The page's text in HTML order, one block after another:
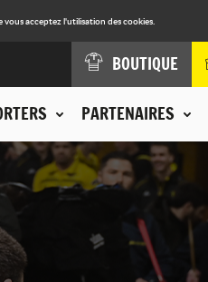
acceptez l'utilisation des cookies.
PARTENAIRES
BOUTIQUE